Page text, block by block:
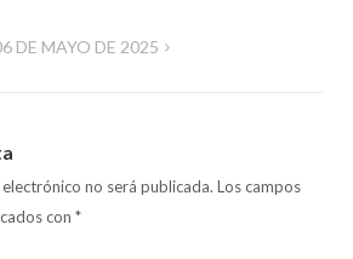
DE MAYO DE 2025
no será publicada. Los campos
con *